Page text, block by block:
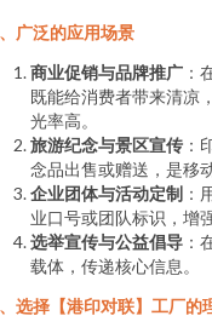
广泛的应用场景
商业促销与品牌推广 ：
既能给消费者带来清凉
光率高。
旅游纪念与景区宣传 ：
念品出售或赠送，是移
企业团体与活动定制 ：
业口号或团队标识，增
选举宣传与公益倡导 ：
载体，传递核心信息。
选择【港印对联】工厂的